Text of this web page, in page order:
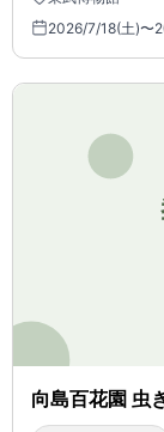
2026/7/18(土)〜
向島百花園 虫